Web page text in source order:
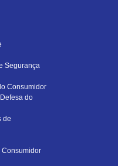
Segurança
Consumidor
do
de